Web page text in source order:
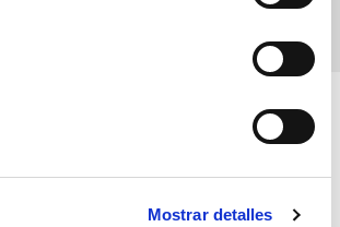
Mostrar detalles